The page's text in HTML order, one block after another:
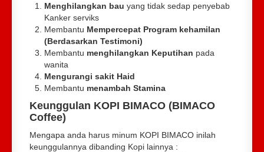
Menghilangkan bau yang tidak sedap penyebab
Kanker serviks
Membantu Mempercepat Program kehamilan
(Berdasarkan Testimoni)
Membantu menghilangkan Keputihan pada
wanita
Mengurangi sakit Haid
Membantu menambah Stamina
Keunggulan KOPI BIMACO (BIMACO
Coffee)
Mengapa anda harus minum KOPI BIMACO inilah
keunggulannya dibanding Kopi lainnya :